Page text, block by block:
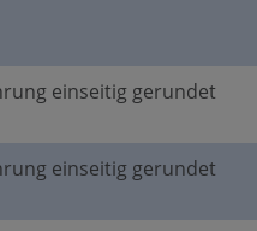
einseitig gerundet
einseitig gerundet